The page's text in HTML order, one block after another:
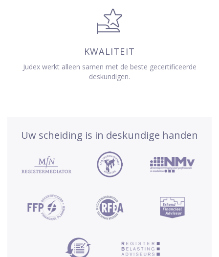
KWALITEIT
Judex werkt alleen samen met de beste gecertificeerde
deskundigen.
Uw scheiding is in deskundige handen